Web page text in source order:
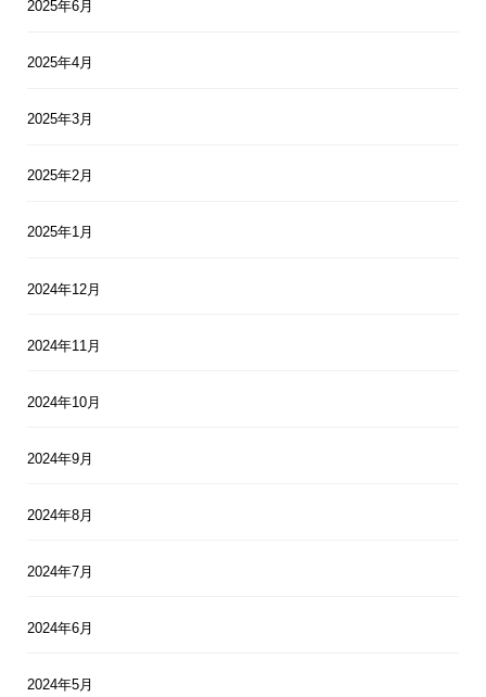
2025年6月
2025年4月
2025年3月
2025年2月
2025年1月
2024年12月
2024年11月
2024年10月
2024年9月
2024年8月
2024年7月
2024年6月
2024年5月